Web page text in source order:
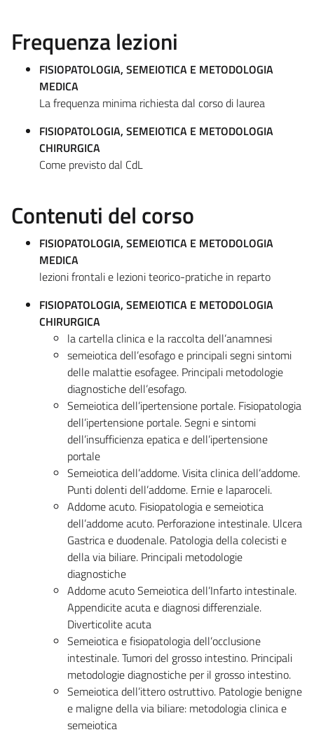
Frequenza lezioni
FISIOPATOLOGIA, SEMEIOTICA E METODOLOGIA
MEDICA
La frequenza minima richiesta dal corso di laurea
FISIOPATOLOGIA, SEMEIOTICA E METODOLOGIA
CHIRURGICA
Come previsto dal CdL
Contenuti del corso
FISIOPATOLOGIA, SEMEIOTICA E METODOLOGIA
MEDICA
lezioni frontali e lezioni teorico-pratiche in reparto
FISIOPATOLOGIA, SEMEIOTICA E METODOLOGIA
CHIRURGICA
la cartella clinica e la raccolta dell’anamnesi
semeiotica dell’esofago e principali segni sintomi
delle malattie esofagee. Principali metodologie
diagnostiche dell’esofago.
Semeiotica dell’ipertensione portale. Fisiopatologia
dell’ipertensione portale. Segni e sintomi
dell’insufficienza epatica e dell’ipertensione
portale
Semeiotica dell’addome. Visita clinica dell’addome.
Punti dolenti dell’addome. Ernie e laparoceli.
Addome acuto. Fisiopatologia e semeiotica
dell’addome acuto. Perforazione intestinale. Ulcera
Gastrica e duodenale. Patologia della colecisti e
della via biliare. Principali metodologie
diagnostiche
Addome acuto Semeiotica dell’Infarto intestinale.
Appendicite acuta e diagnosi differenziale.
Diverticolite acuta
Semeiotica e fisiopatologia dell’occlusione
intestinale. Tumori del grosso intestino. Principali
metodologie diagnostiche per il grosso intestino.
Semeiotica dell’ittero ostruttivo. Patologie benigne
e maligne della via biliare: metodologia clinica e
semeiotica